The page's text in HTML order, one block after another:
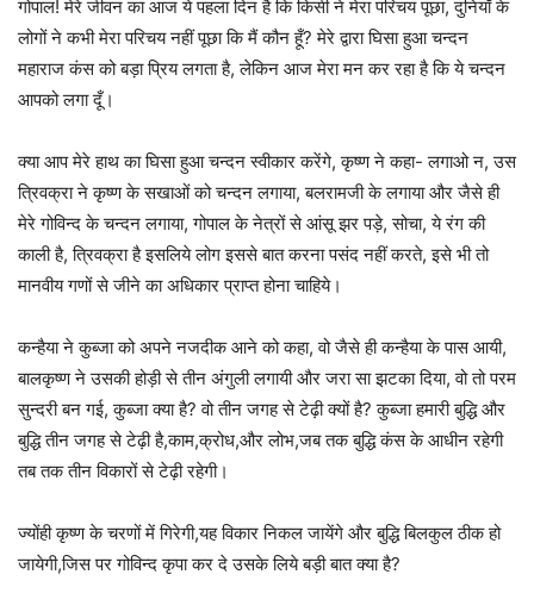
गोपाल! मेरे जीवन का आज ये पहला दिन है कि किसी ने मेरा परिचय पूछा, दुनियाँ के
लोगों ने कभी मेरा परिचय नहीं पूछा कि मैं कौन हूँ? मेरे द्वारा घिसा हुआ चन्दन
महाराज कंस को बड़ा प्रिय लगता है, लेकिन आज मेरा मन कर रहा है कि ये चन्दन
आपको लगा दूँ।
क्या आप मेरे हाथ का घिसा हुआ चन्दन स्वीकार करेंगे, कृष्ण ने कहा- लगाओ न, उस
त्रिवक्रा ने कृष्ण के सखाओं को चन्दन लगाया, बलरामजी के लगाया और जैसे ही
मेरे गोविन्द के चन्दन लगाया, गोपाल के नेत्रों से आंसू झर पड़े, सोचा, ये रंग की
काली है, त्रिवक्रा है इसलिये लोग इससे बात करना पसंद नहीं करते, इसे भी तो
मानवीय गणों से जीने का अधिकार प्राप्त होना चाहिये।
कन्हैया ने कुब्जा को अपने नजदीक आने को कहा, वो जैसे ही कन्हैया के पास आयी,
बालकृष्ण ने उसकी होड़ी से तीन अंगुली लगायी और जरा सा झटका दिया, वो तो परम
सुन्दरी बन गई, कुब्जा क्या है? वो तीन जगह से टेढ़ी क्यों है? कुब्जा हमारी बुद्धि और
बुद्धि तीन जगह से टेढ़ी है,काम,क्रोध,और लोभ,जब तक बुद्धि कंस के आधीन रहेगी
तब तक तीन विकारों से टेढ़ी रहेगी।
ज्योंही कृष्ण के चरणों में गिरेगी,यह विकार निकल जायेंगे और बुद्धि बिलकुल ठीक हो
जायेगी,जिस पर गोविन्द कृपा कर दे उसके लिये बड़ी बात क्या है?